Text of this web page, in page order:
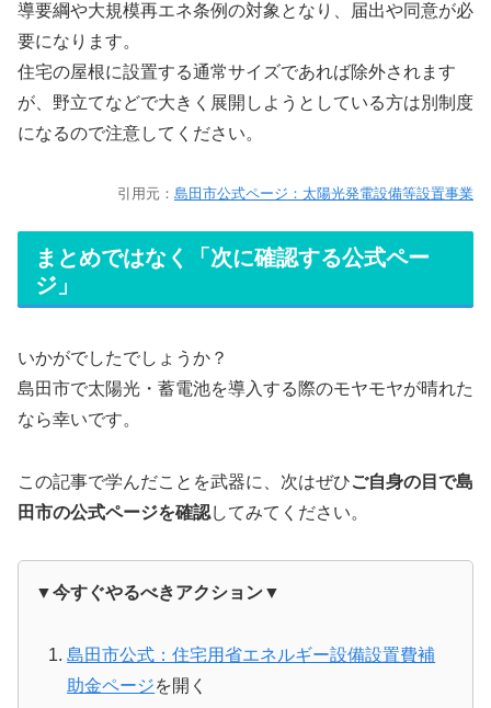
導要綱や大規模再エネ条例の対象となり、届出や同意が必
要になります。
住宅の屋根に設置する通常サイズであれば除外されます
が、野立てなどで大きく展開しようとしている方は別制度
になるので注意してください。
引用元： 島田市公式ページ：太陽光発電設備等設置事業
まとめではなく「次に確認する公式ペー
ジ」
いかがでしたでしょうか？
島田市で太陽光・蓄電池を導入する際のモヤモヤが晴れた
なら幸いです。
この記事で学んだことを武器に、次はぜひご自身の目で島
田市の公式ページを確認してみてください。
▼今すぐやるべきアクション▼
島田市公式：住宅用省エネルギー設備設置費補
助金ページを開く